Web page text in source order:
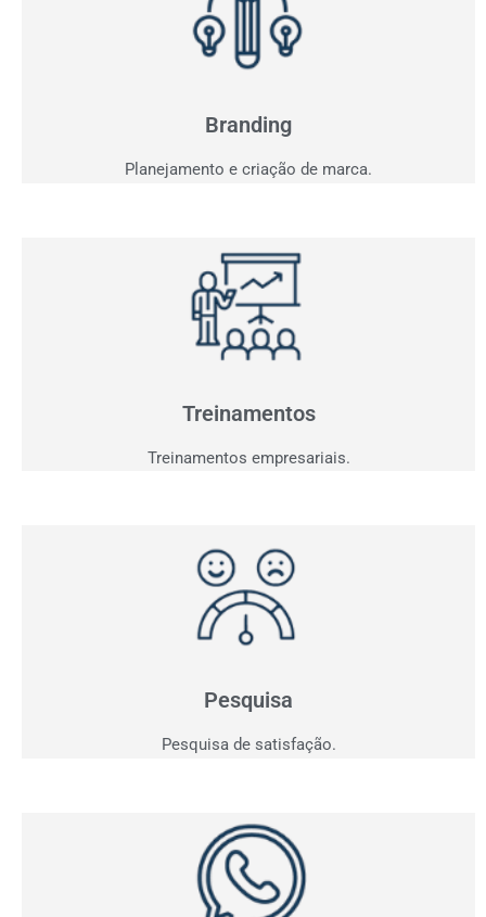
Branding
Planejamento e criação de marca.
Sua marca fala com seu consumidor? Entendemos o
Treinamentos
Treinamentos empresariais.
Agora que você já tem clientes interessados,
Pesquisa
Pesquisa de satisfação.
Pesquisa de Satisfação
Entender para atender e consequentemente vender!